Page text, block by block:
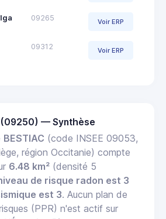
09265 Voir ERP
09312 Voir ERP
(09250) — Synthèse
BESTIAC (code INSEE 09053,
région Occitanie) compte
6.48 km² (densité 5
de risque radon est 3
est 3. Aucun plan de
(PPR) n'est actif sur